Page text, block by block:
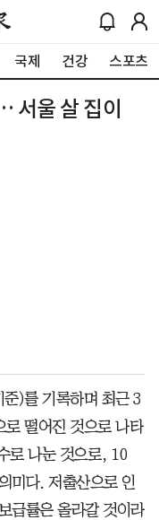
국제 건강 스포츠
서울 살 집이
)를 기록하며 최근 3
로 떨어진 것으로 나타
로 나눈 것으로, 10
미다. 저출산으로 인
급률은 올라갈 것이라